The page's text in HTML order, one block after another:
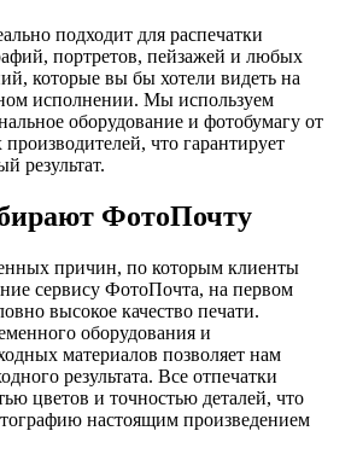
подходит для распечатки
портретов, пейзажей и любых
которые вы бы хотели видеть на
исполнении. Мы используем
оборудование и фотобумагу от
что гарантирует
результат.
ФотоПочту
причин, по которым клиенты
сервису ФотоПочта, на первом
высокое качество печати.
оборудования и
материалов позволяет нам
результата. Все отпечатки
цветов и точностью деталей, что
настоящим произведением